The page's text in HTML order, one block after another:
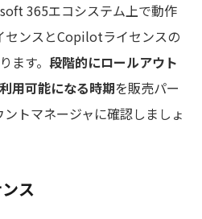
365エコシステム上で動作
センスとCopilotライセンスの
ます。 段階的にロールアウト
用可能になる時期を販売パー
トマネージャに確認しましょ
ス